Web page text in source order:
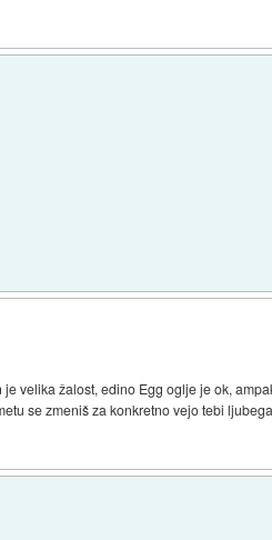
velika žalost, edino Egg oglje je ok,
se zmeniš za konkretno vejo tebi